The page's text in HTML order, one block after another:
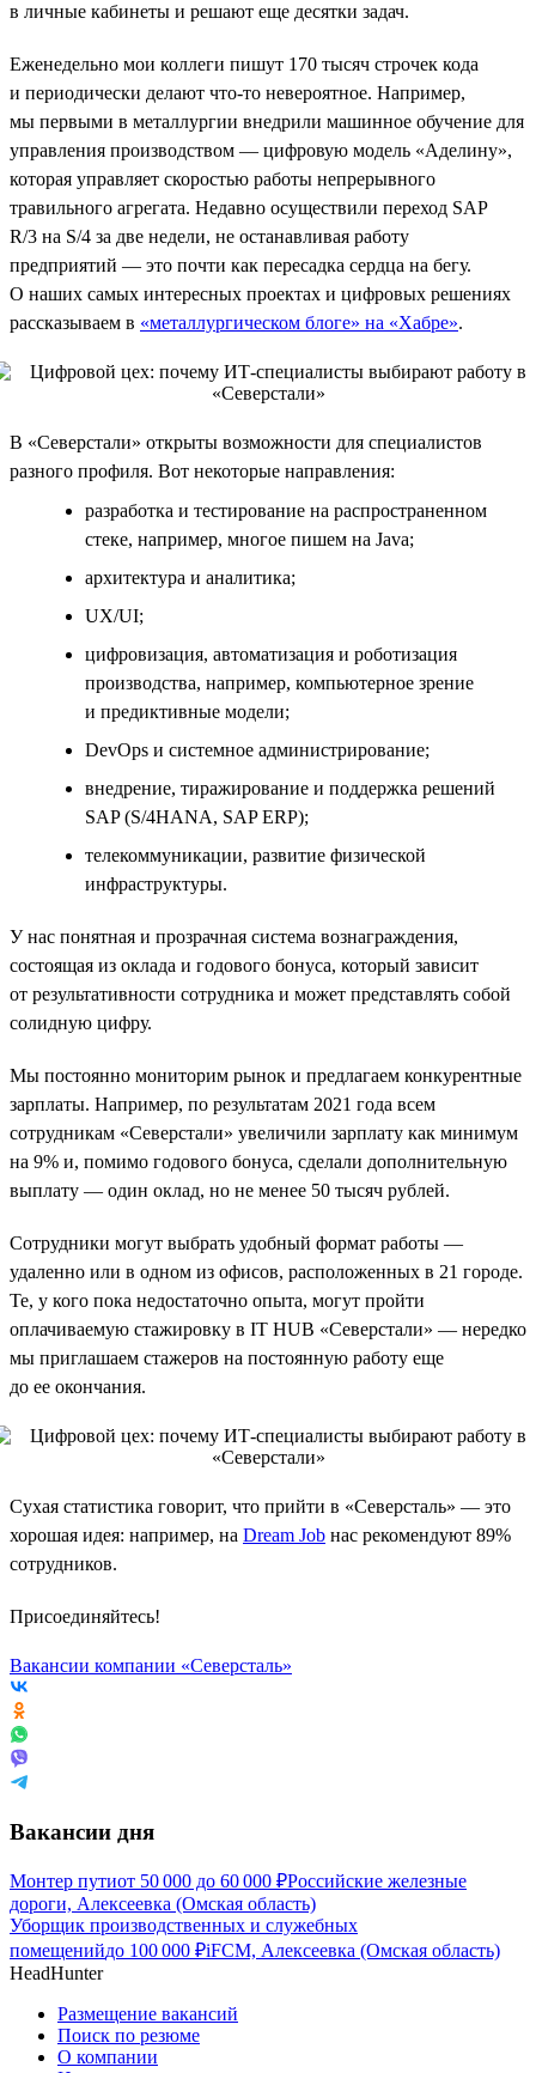
в личные кабинеты и решают еще десятки задач.
Еженедельно мои коллеги пишут 170 тысяч строчек кода
и периодически делают что-то невероятное. Например,
мы первыми в металлургии внедрили машинное обучение для
управления производством — цифровую модель «Аделину»,
которая управляет скоростью работы непрерывного
травильного агрегата. Недавно осуществили переход SAP
R/3 на S/4 за две недели, не останавливая работу
предприятий — это почти как пересадка сердца на бегу.
О наших самых интересных проектах и цифровых решениях
рассказываем в «металлургическом блоге» на «Хабре».
В «Северстали» открыты возможности для специалистов
разного профиля. Вот некоторые направления:
разработка и тестирование на распространенном
стеке, например, многое пишем на Java;
архитектура и аналитика;
UX/UI;
цифровизация, автоматизация и роботизация
производства, например, компьютерное зрение
и предиктивные модели;
DevOps и системное администрирование;
внедрение, тиражирование и поддержка решений
SAP (S/4HANA, SAP ERP);
телекоммуникации, развитие физической
инфраструктуры.
У нас понятная и прозрачная система вознаграждения,
состоящая из оклада и годового бонуса, который зависит
от результативности сотрудника и может представлять собой
солидную цифру.
Мы постоянно мониторим рынок и предлагаем конкурентные
зарплаты. Например, по результатам 2021 года всем
сотрудникам «Северстали» увеличили зарплату как минимум
на 9% и, помимо годового бонуса, сделали дополнительную
выплату — один оклад, но не менее 50 тысяч рублей.
Сотрудники могут выбрать удобный формат работы —
удаленно или в одном из офисов, расположенных в 21 городе.
Те, у кого пока недостаточно опыта, могут пройти
оплачиваемую стажировку в IT HUB «Северстали» — нередко
мы приглашаем стажеров на постоянную работу еще
до ее окончания.
Сухая статистика говорит, что прийти в «Северсталь» — это
хорошая идея: например, на Dream Job нас рекомендуют 89%
сотрудников.
Присоединяйтесь!
Вакансии компании «Северсталь»
Вакансии дня
Монтер путиот 50 000 до 60 000 ₽Российские железные
дороги, Алексеевка (Омская область)
Уборщик производственных и служебных
помещенийдо 100 000 ₽iFCM, Алексеевка (Омская область)
HeadHunter
Размещение вакансий
Поиск по резюме
О компании